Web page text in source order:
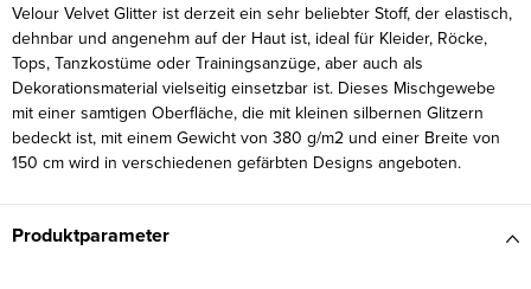
Velour Velvet Glitter ist derzeit ein sehr beliebter Stoff, der elastisch,
dehnbar und angenehm auf der Haut ist, ideal für Kleider, Röcke,
Tops, Tanzkostüme oder Trainingsanzüge, aber auch als
Dekorationsmaterial vielseitig einsetzbar ist. Dieses Mischgewebe
mit einer samtigen Oberfläche, die mit kleinen silbernen Glitzern
bedeckt ist, mit einem Gewicht von 380 g/m2 und einer Breite von
150 cm wird in verschiedenen gefärbten Designs angeboten.
Produktparameter